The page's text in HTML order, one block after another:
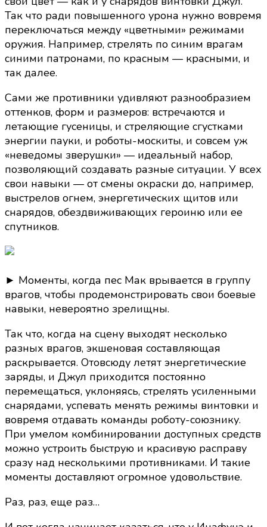
Так что ради повышенного урона нужно вовремя
переключаться между «цветными» режимами
оружия. Например, стрелять по синим врагам
синими патронами, по красным — красными, и
так далее.
Сами же противники удивляют разнообразием
оттенков, форм и размеров: встречаются и
летающие гусеницы, и стреляющие сгустками
энергии пауки, и роботы-москиты, и совсем уж
«неведомы зверушки» — идеальный набор,
позволяющий создавать разные ситуации. У всех
свои навыки — от смены окраски до, например,
выстрелов огнем, энергетических щитов или
снарядов, обездвиживающих героиню или ее
спутников.
► Моменты, когда пес Мак врывается в группу
врагов, чтобы продемонстрировать свои боевые
навыки, невероятно зрелищны.
Так что, когда на сцену выходят несколько
разных врагов, экшеновая составляющая
раскрывается. Отовсюду летят энергетические
заряды, и Джул приходится постоянно
перемещаться, уклоняясь, стрелять усиленными
снарядами, успевать менять режимы винтовки и
вовремя отдавать команды роботу-союзнику.
При умелом комбинировании доступных средств
можно устроить быструю и красивую расправу
сразу над несколькими противниками. И такие
моменты доставляют огромное удовольствие.
Раз, раз, еще раз…